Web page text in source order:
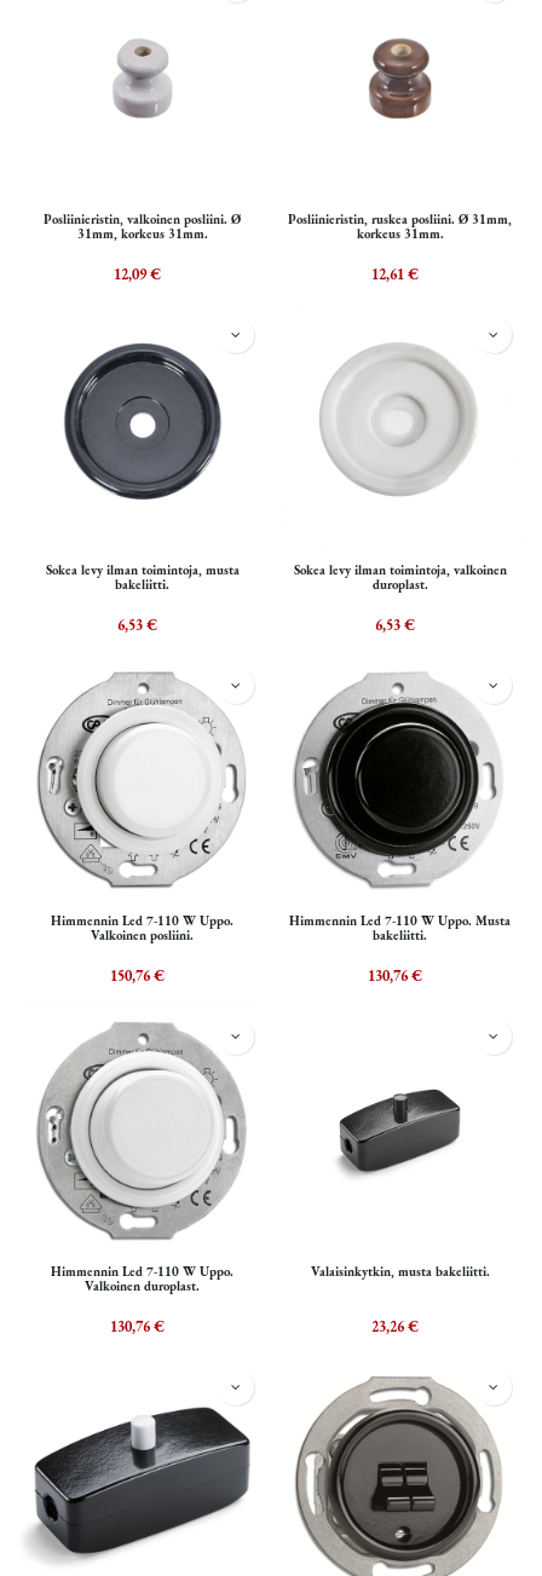
Posliinieristin, valkoinen posliini. Ø
31mm, korkeus 31mm.
12,09€
Posliinieristin, ruskea posliini. Ø 31mm,
korkeus 31mm.
12,61€
Sokea levy ilman toimintoja, musta
bakeliitti.
6,53€
Sokea levy ilman toimintoja, valkoinen
duroplast.
6,53€
Himmennin Led 7-110 W Uppo.
Valkoinen posliini.
150,76€
Himmennin Led 7-110 W Uppo. Musta
bakeliitti.
130,76€
Himmennin Led 7-110 W Uppo.
Valkoinen duroplast.
130,76€
Valaisinkytkin, musta bakeliitti.
23,26€